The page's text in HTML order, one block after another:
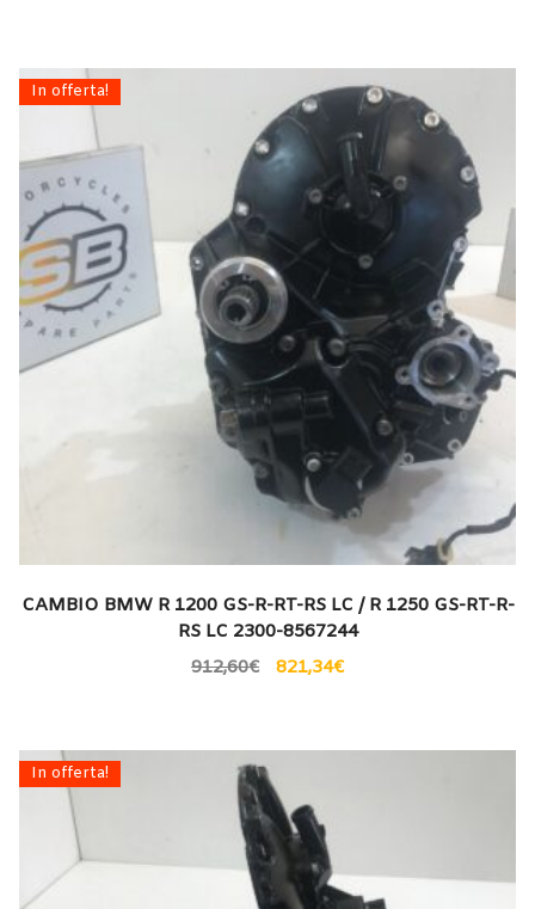
In offerta!
CAMBIO BMW R 1200 GS-R-RT-RS LC / R 1250 GS-RT-R-
RS LC 2300-8567244
912,60€ 821,34€
In offerta!